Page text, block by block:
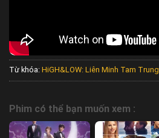
Từ khóa: HiGH&LOW: Liên Minh Tam Trung
Phim có thể bạn muốn xem :